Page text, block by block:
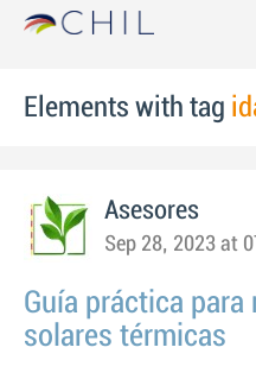
Elements with tag
Asesores
Sep 28, 2023 at
Guía práctica
solares térmicas